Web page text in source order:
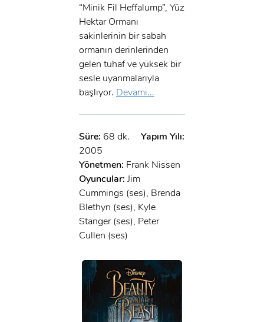
“Minik Fil Heffalump”, Yüz
Hektar Ormanı
sakinlerinin bir sabah
ormanın derinlerinden
gelen tuhaf ve yüksek bir
sesle uyanmalarıyla
başlıyor. Devamı...
Süre: 68 dk.
Yapım Yılı:
2005
Yönetmen: Frank Nissen
Oyuncular: Jim
Cummings (ses), Brenda
Blethyn (ses), Kyle
Stanger (ses), Peter
Cullen (ses)